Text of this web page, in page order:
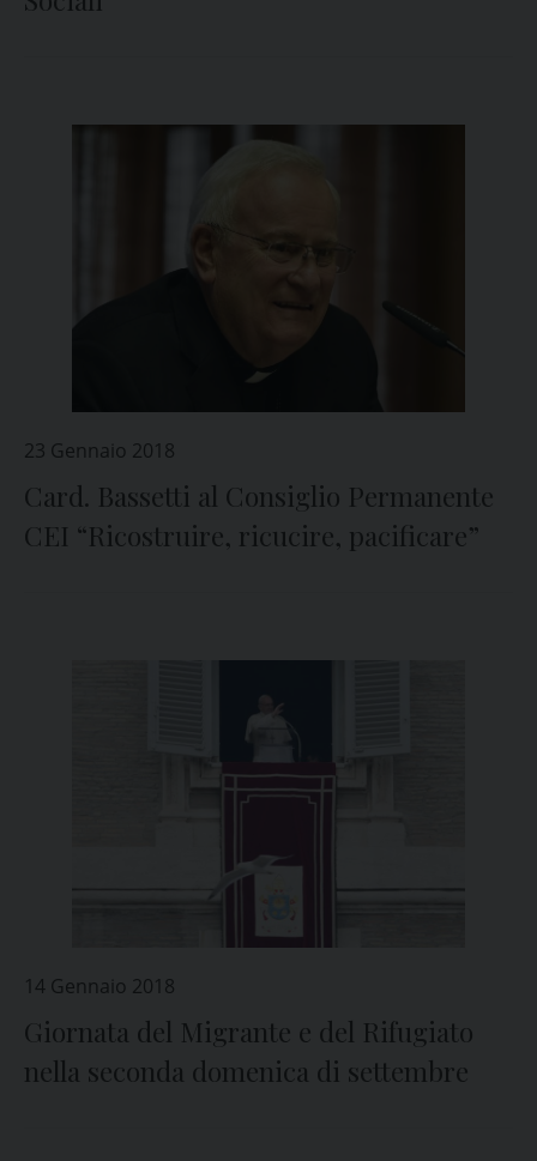
23 Gennaio 2018
Card. Bassetti al Consiglio Permanente
CEI “Ricostruire, ricucire, pacificare”
14 Gennaio 2018
Giornata del Migrante e del Rifugiato
nella seconda domenica di settembre